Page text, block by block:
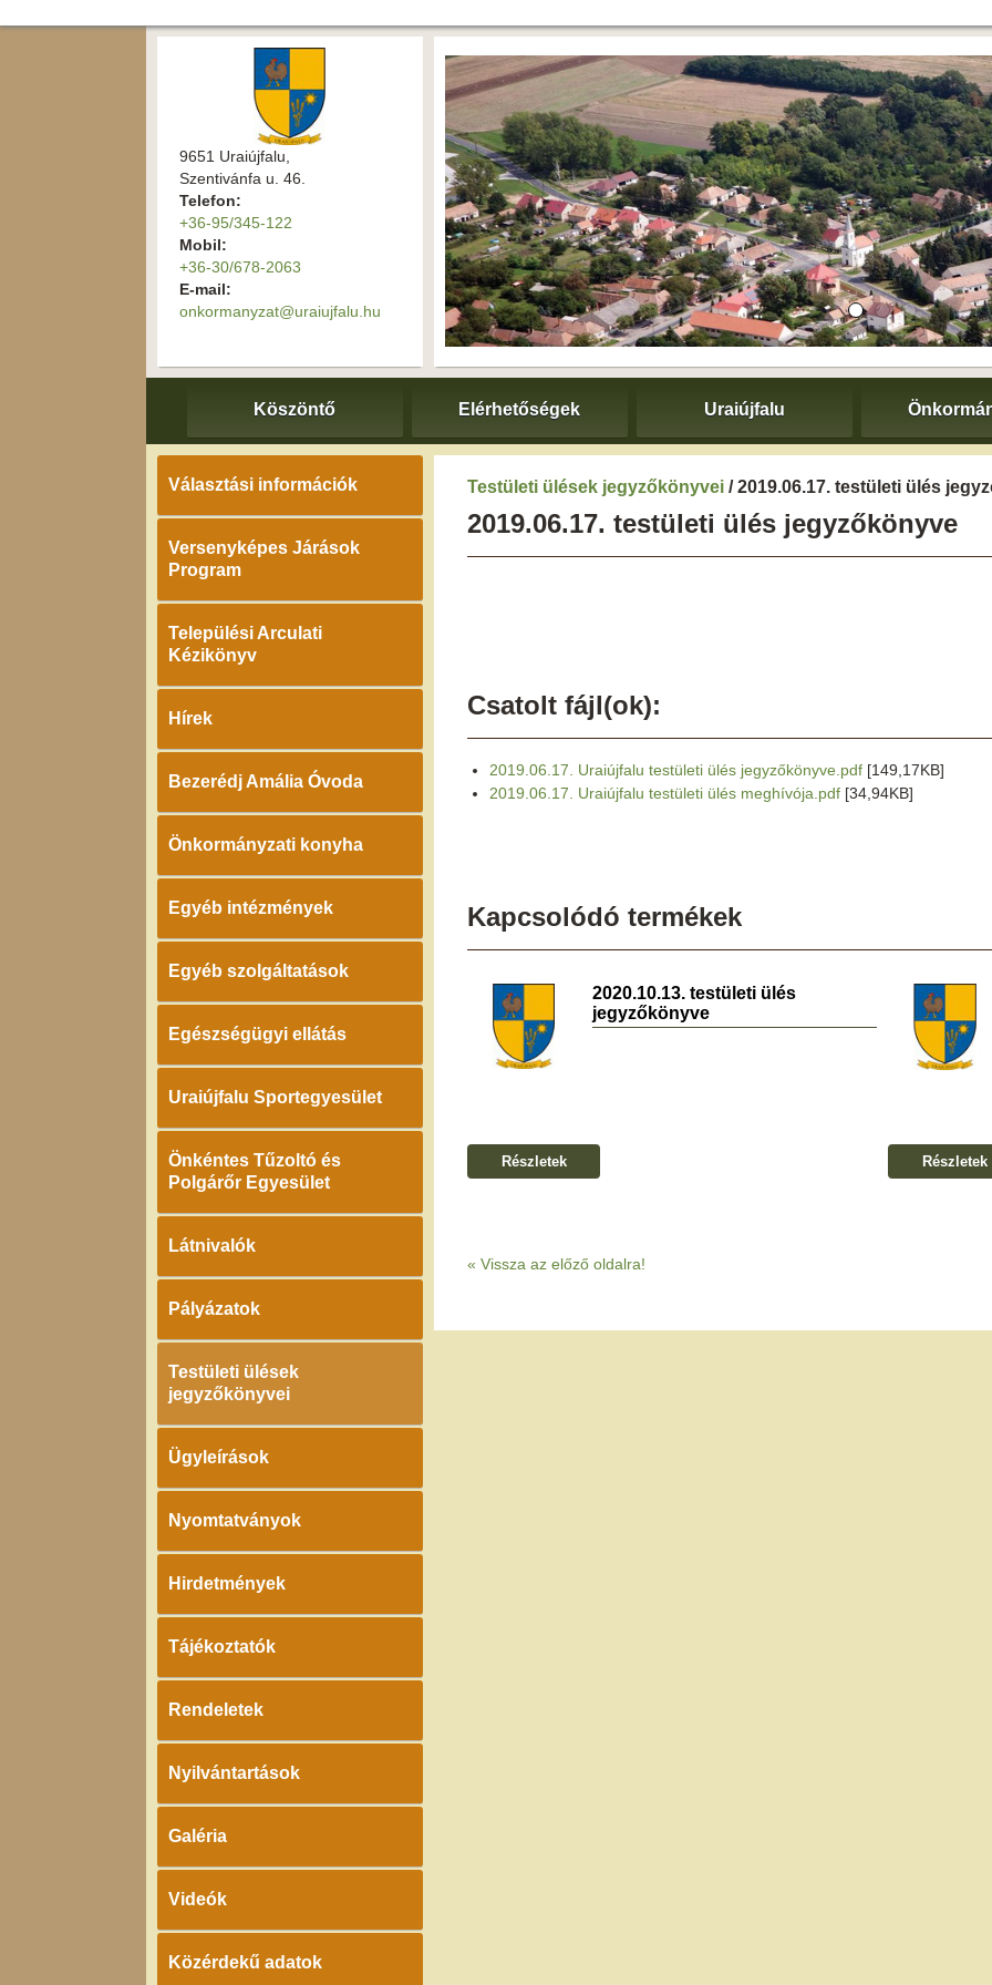
9651 Uraiújfalu,
Szentivánfa u. 46.
Telefon:
+36-95/345-122
Mobil:
+36-30/678-2063
E-mail:
onkormanyzat@uraiujfalu.hu
Köszöntő Elérhetőségek Uraiújfalu
Választási információk
Versenyképes Járások
Program
Települési Arculati
Kézikönyv
Hírek
Bezerédj Amália Óvoda
Önkormányzati konyha
Egyéb intézmények
Egyéb szolgáltatások
Egészségügyi ellátás
Uraiújfalu Sportegyesület
Önkéntes Tűzoltó és
Polgárőr Egyesület
Látnivalók
Pályázatok
Testületi ülések
jegyzőkönyvei
Ügyleírások
Nyomtatványok
Hirdetmények
Tájékoztatók
Rendeletek
Nyilvántartások
Galéria
Videók
Közérdekű adatok
Testületi ülések jegyzőkönyvei / 2019.06.17. testületi ülés
2019.06.17. testületi ülés jegyzőkönyve
Csatolt fájl(ok):
2019.06.17. Uraiújfalu testületi ülés jegyzőkönyve.pdf [149,17KB]
2019.06.17. Uraiújfalu testületi ülés meghívója.pdf [34,94KB]
Kapcsolódó termékek
2020.10.13. testületi ülés
jegyzőkönyve
Részletek Részletek
« Vissza az előző oldalra!